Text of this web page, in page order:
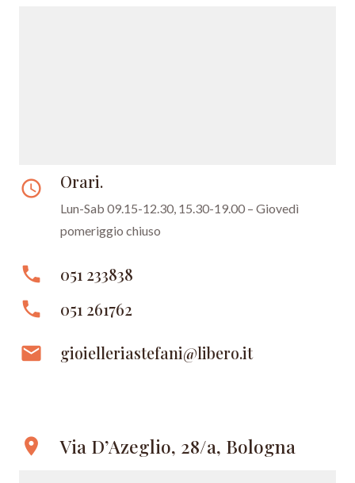
access_time Orari.
Lun-Sab 09.15-12.30, 15.30-19.00 – Giovedì
pomeriggio chiuso
phone 051 233838
phone 051 261762
email gioielleriastefani@libero.it
location_on Via D’Azeglio, 28/a, Bologna